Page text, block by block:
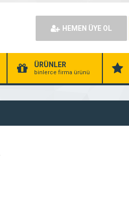
HEMEN ÜYE OL
ÜRÜNLER
binlerce firma ürünü